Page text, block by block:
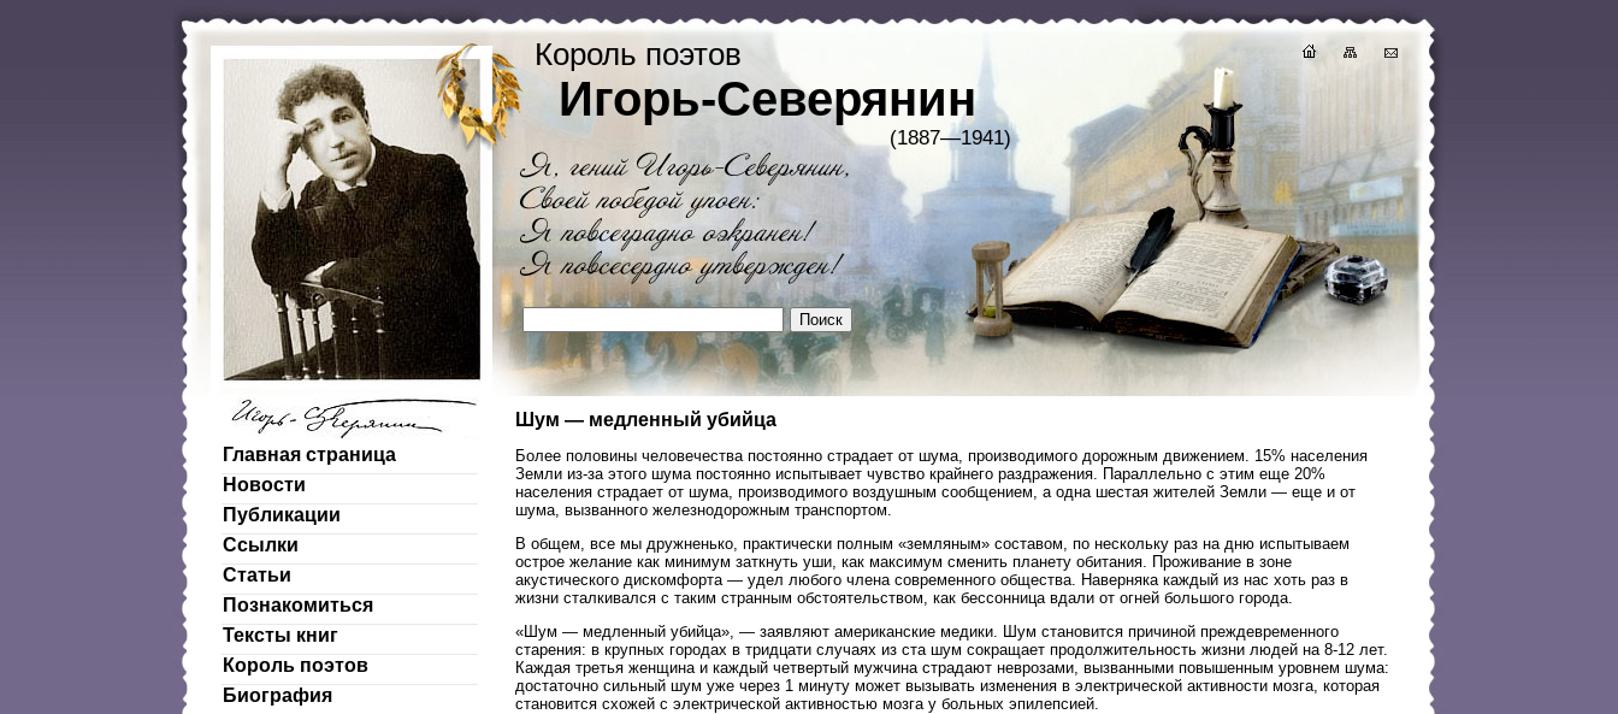
Король поэтов
Игорь-Северянин
(1887—1941)
Главная страница
Новости
Публикации
Ссылки
Статьи
Познакомиться
Тексты книг
Король поэтов
Биография
Шум — медленный убийца
Более половины человечества постоянно страдает от шума, производимого дорожным движением. 15% населения
Земли из-за этого шума постоянно испытывает чувство крайнего раздражения. Параллельно с этим еще 20%
населения страдает от шума, производимого воздушным сообщением, а одна шестая жителей Земли — еще и от
шума, вызванного железнодорожным транспортом.
В общем, все мы дружненько, практически полным «земляным» составом, по нескольку раз на дню испытываем
острое желание как минимум заткнуть уши, как максимум сменить планету обитания. Проживание в зоне
акустического дискомфорта — удел любого члена современного общества. Наверняка каждый из нас хоть раз в
жизни сталкивался с таким странным обстоятельством, как бессонница вдали от огней большого города.
«Шум — медленный убийца», — заявляют американские медики. Шум становится причиной преждевременного
старения: в крупных городах в тридцати случаях из ста шум сокращает продолжительность жизни людей на 8-12 лет.
Каждая третья женщина и каждый четвертый мужчина страдают неврозами, вызванными повышенным уровнем шума:
достаточно сильный шум уже через 1 минуту может вызывать изменения в электрической активности мозга, которая
становится схожей с электрической активностью мозга у больных эпилепсией.